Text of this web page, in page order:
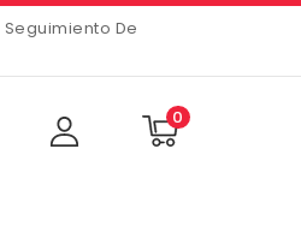
Seguimiento De
0